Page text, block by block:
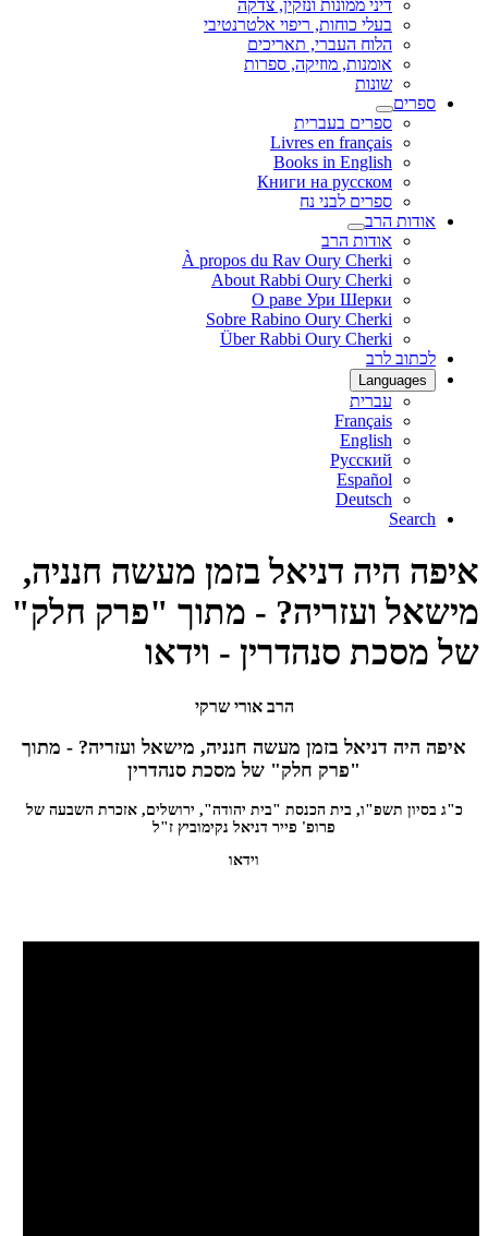
דיני ממונות ונזקין, צדקה
בעלי כוחות, ריפוי אלטרנטיבי
הלוח העברי, תאריכים
אומנות, מוזיקה, ספרות
שונות
ספרים
ספרים בעברית
Livres en français
Books in English
Книги на русском
ספרים לבני נח
אודות הרב
אודות הרב
À propos du Rav Oury Cherki
About Rabbi Oury Cherki
О раве Ури Шерки
Sobre Rabino Oury Cherki
Über Rabbi Oury Cherki
לכתוב לרב
Languages
עברית
Français
English
Русский
Español
Deutsch
Search
איפה היה דניאל בזמן מעשה חנניה,
מישאל ועזריה? - מתוך "פרק חלק"
של מסכת סנהדרין - וידאו
הרב אורי שרקי
איפה היה דניאל בזמן מעשה חנניה, מישאל ועזריה? - מתוך
"פרק חלק" של מסכת סנהדרין
כ"ג בסיון תשפ"ו, בית הכנסת "בית יהודה", ירושלים, אזכרת השבעה של
פרופ' פייר דניאל נקימוביץ ז"ל
וידאו